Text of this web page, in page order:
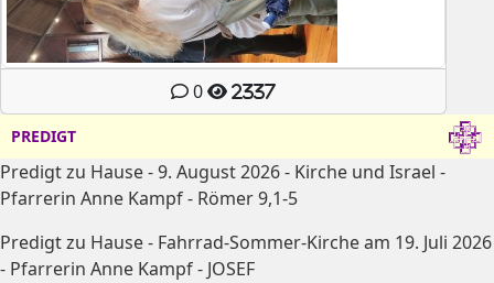
0 2337
PREDIGT
Predigt zu Hause - 9. August 2026 - Kirche und Israel -
Pfarrerin Anne Kampf - Römer 9,1-5
Predigt zu Hause - Fahrrad-Sommer-Kirche am 19. Juli 2026
- Pfarrerin Anne Kampf - JOSEF